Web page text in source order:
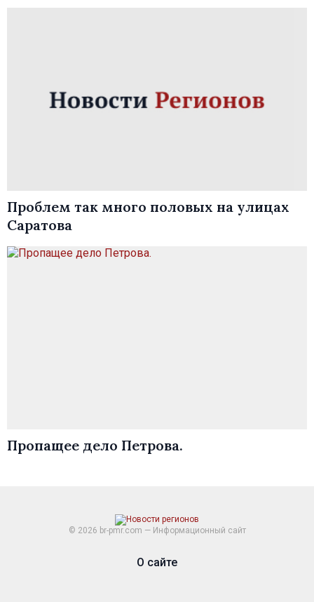
Проблем так много половых на улицах
Саратова
Пропащее дело Петрова.
© 2026 br-pmr.com — Информационный сайт
О сайте